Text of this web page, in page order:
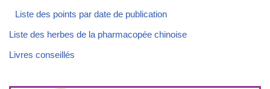
Liste des points par date de publication
Liste des herbes de la pharmacopée chinoise
Livres conseillés